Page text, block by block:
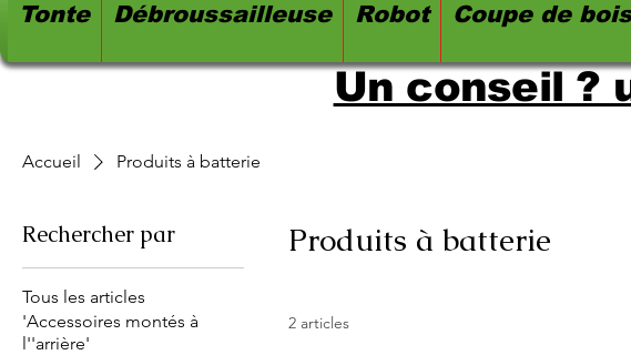
Tonte Débroussailleuse Robot Coupe de bois
Un conseil ?
Accueil Produits à batterie
Rechercher par
Tous les articles
'Accessoires montés à
l''arrière'
Produits à batterie
2 articles